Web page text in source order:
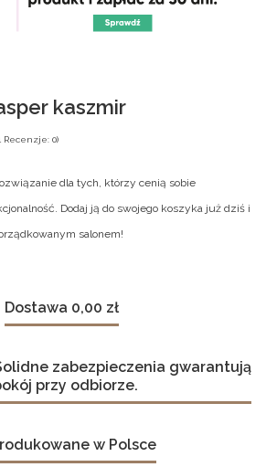
kaszmir
Recenzje: 0)
dla tych, którzy cenią sobie
Dodaj ją do swojego koszyka już dziś i
salonem!
Dostawa 0,00 zł
zabezpieczenia gwarantują
przy odbiorze.
w Polsce